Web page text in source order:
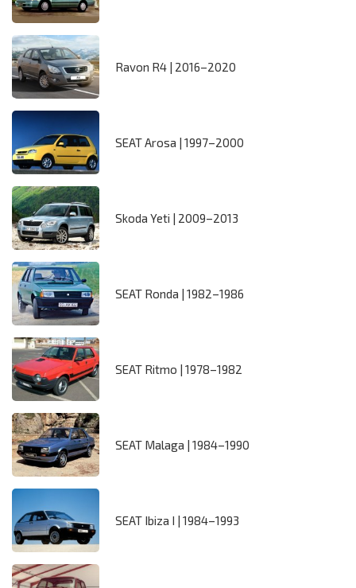
Ravon R4 | 2016–2020
SEAT Arosa | 1997–2000
Skoda Yeti | 2009–2013
SEAT Ronda | 1982–1986
SEAT Ritmo | 1978–1982
SEAT Malaga | 1984–1990
SEAT Ibiza I | 1984–1993